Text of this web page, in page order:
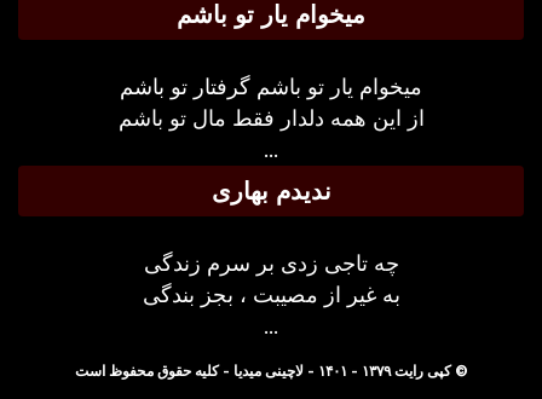
میخوام یار تو باشم
میخوام یار تو باشم گرفتار تو باشم
از این همه دلدار فقط مال تو باشم
ندیدم بهاری
چه تاجی زدی بر سرم زندگی
به غیر از مصیبت ، بجز بندگی
© کپی رایت ۱۳۷۹ - ۱۴۰۱ - لاچینی میدیا - کلیه حقوق محفوظ است